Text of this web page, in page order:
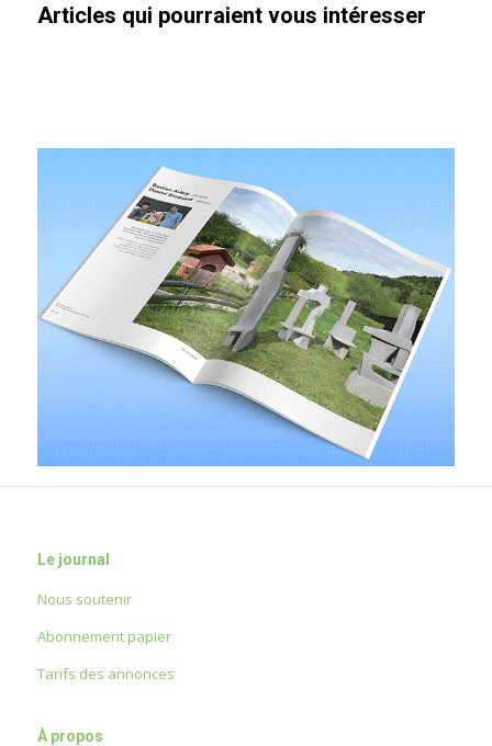
Articles qui pourraient vous intéresser
Le journal
Nous soutenir
Abonnement papier
Tarifs des annonces
À propos